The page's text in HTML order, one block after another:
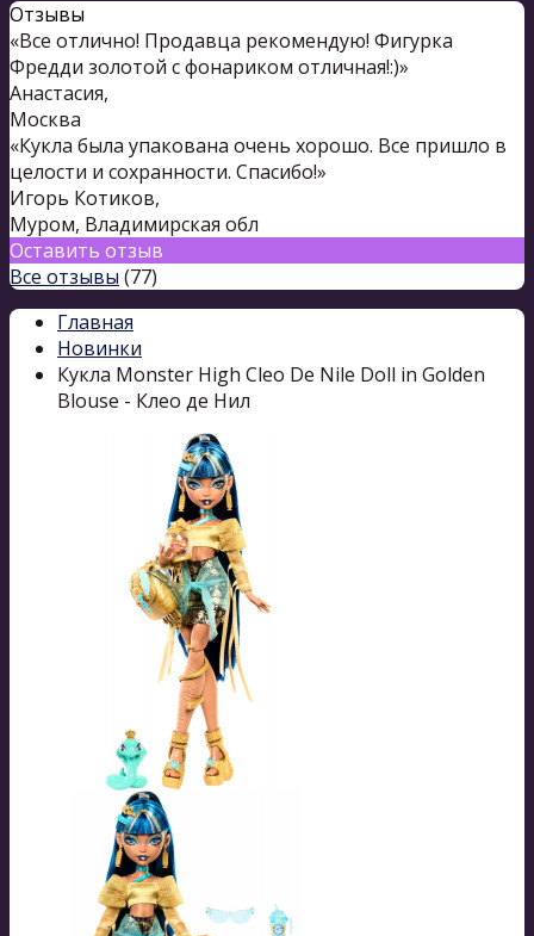
Отзывы
«Все отлично! Продавца рекомендую! Фигурка
Фредди золотой с фонариком отличная!:)»
Анастасия,
Москва
«Кукла была упакована очень хорошо. Все пришло в
целости и сохранности. Спасибо!»
Игорь Котиков,
Муром, Владимирская обл
Оставить отзыв
Все отзывы (77)
Главная
Новинки
Кукла Monster High Cleo De Nile Doll in Golden
Blouse - Клео де Нил